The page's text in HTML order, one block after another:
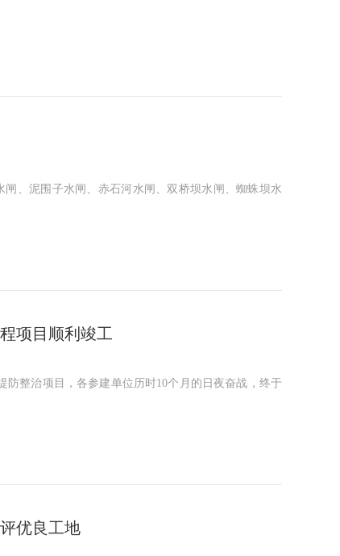
、泥围子水闸、赤石河水闸、双桥坝水闸、蜘蛛坝水
项目顺利竣工
整治项目，各参建单位历时10个月的日夜奋战，终于
优良工地